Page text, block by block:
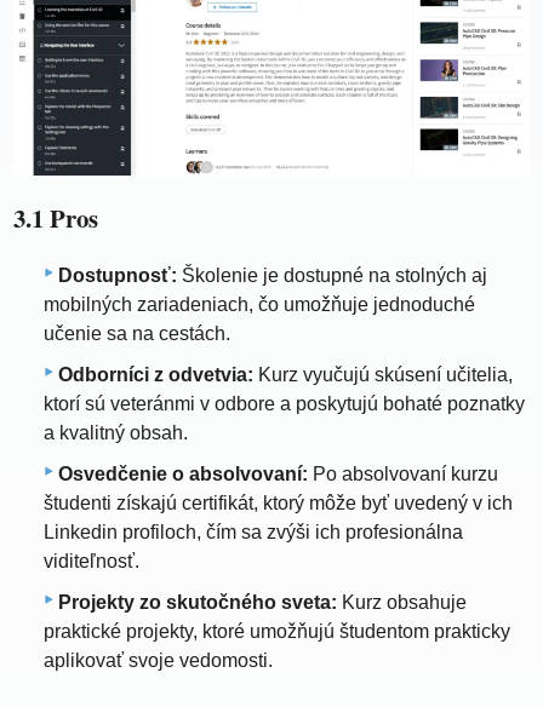
3.1 Pros
Dostupnosť: Školenie je dostupné na stolných aj
mobilných zariadeniach, čo umožňuje jednoduché
učenie sa na cestách.
Odborníci z odvetvia: Kurz vyučujú skúsení učitelia,
ktorí sú veteránmi v odbore a poskytujú bohaté poznatky
a kvalitný obsah.
Osvedčenie o absolvovaní: Po absolvovaní kurzu
študenti získajú certifikát, ktorý môže byť uvedený v ich
Linkedin profiloch, čím sa zvýši ich profesionálna
viditeľnosť.
Projekty zo skutočného sveta: Kurz obsahuje
praktické projekty, ktoré umožňujú študentom prakticky
aplikovať svoje vedomosti.